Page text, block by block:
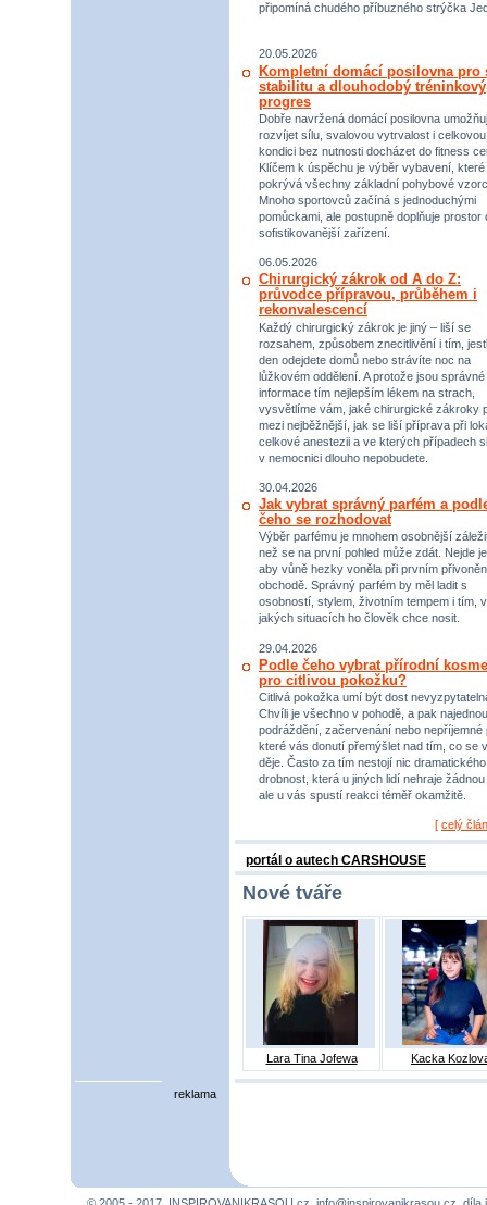
připomíná chudého příbuzného strýčka
20.05.2026
Kompletní domácí posilovna pro
stabilitu a dlouhodobý tréninkový
progres
Dobře navržená domácí posilovna
rozvíjet sílu, svalovou vytrvalost i celkovou
kondici bez nutnosti docházet do fitness
Klíčem k úspěchu je výběr vybavení, které
pokrývá všechny základní pohybové
Mnoho sportovců začíná s jednoduchými
pomůckami, ale postupně doplňuje prostor
sofistikovanější zařízení.
06.05.2026
Chirurgický zákrok od A do Z:
průvodce přípravou, průběhem i
rekonvalescencí
Každý chirurgický zákrok je jiný – liší se
rozsahem, způsobem znecitlivění i tím,
den odejdete domů nebo strávíte noc na
lůžkovém oddělení. A protože jsou správné
informace tím nejlepším lékem na strach,
vysvětlíme vám, jaké chirurgické zákroky
mezi nejběžnější, jak se liší příprava při
celkové anestezii a ve kterých případech si
v nemocnici dlouho nepobudete.
30.04.2026
Jak vybrat správný parfém a
čeho se rozhodovat
Výběr parfému je mnohem osobnější
než se na první pohled může zdát. Nejde
aby vůně hezky voněla při prvním
obchodě. Správný parfém by měl ladit s
osobností, stylem, životním tempem i tím, v
jakých situacích ho člověk chce nosit.
29.04.2026
Podle čeho vybrat přírodní
pro citlivou pokožku?
Citlivá pokožka umí být dost
Chvíli je všechno v pohodě, a pak
podráždění, začervenání nebo nepříjemné
které vás donutí přemýšlet nad tím, co se
děje. Často za tím nestojí nic
drobnost, která u jiných lidí nehraje žádnou
ale u vás spustí reakci téměř okamžitě.
[ celý
portál o autech CARSHOUSE
Nové tváře
Lara Tina Jofewa Kacka
reklama